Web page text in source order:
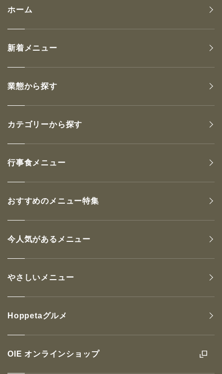
OIE オンラインショップ
ホーム
新着メニュー
業態から探す
カテゴリーから探す
行事食メニュー
おすすめのメニュー特集
今人気があるメニュー
やさしいメニュー
Hoppetaグルメ